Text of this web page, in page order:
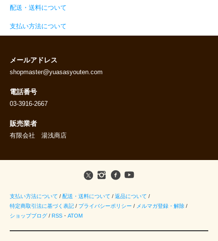
配送・送料について
支払い方法について
メールアドレス
shopmaster@yuasasyouten.com
電話番号
03-3916-2667
販売業者
有限会社 湯浅商店
支払い方法について / 配送・送料について / 返品について /
特定商取引法に基づく表記 / プライバシーポリシー / メルマガ登録・解除 /
ショップブログ / RSS ・ ATOM